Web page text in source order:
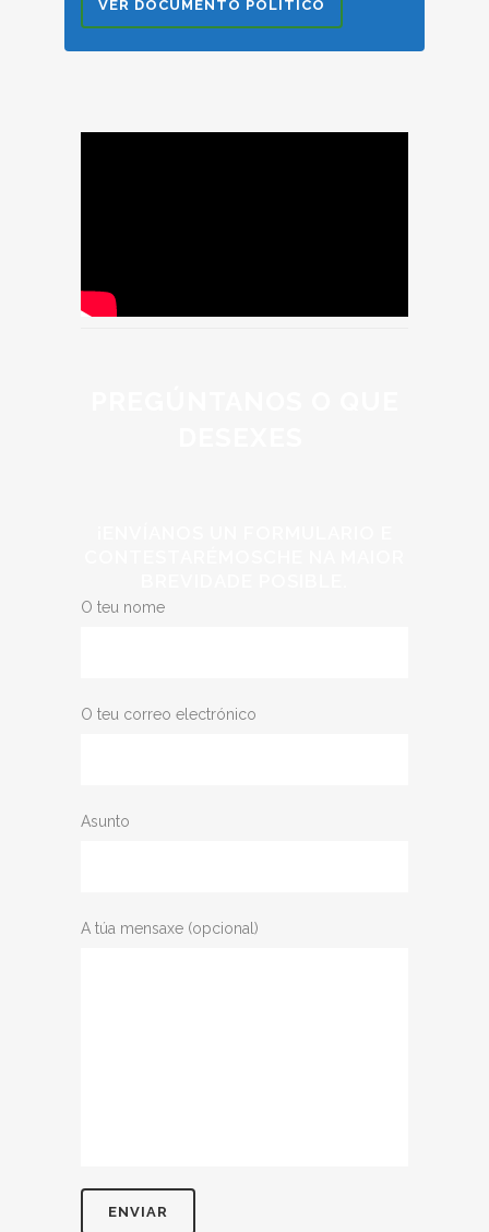
VER DOCUMENTO POLÍTICO
O teu nome
O teu correo electrónico
Asunto
A túa mensaxe (opcional)